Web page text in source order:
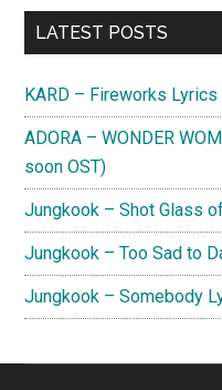
Primary
LATEST POSTS
KARD – Fireworks Lyrics
ADORA – WONDER
soon OST)
Jungkook – Shot Glass
Jungkook – Too Sad to
Jungkook – Somebody